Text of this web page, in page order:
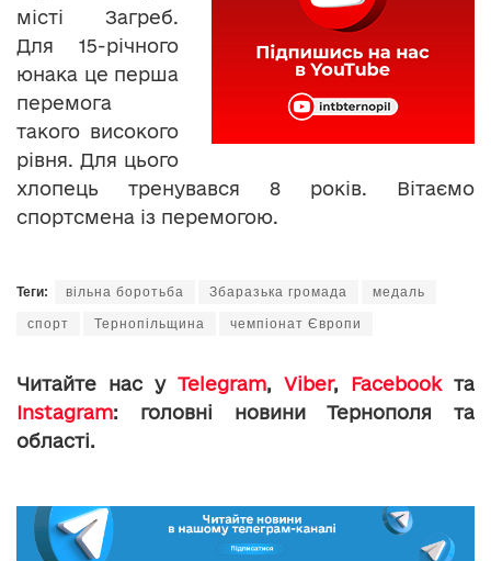
місті Загреб.
Для 15-річного
юнака це перша
перемога
такого високого
рівня. Для цього
хлопець тренувався 8 років. Вітаємо
спортсмена із перемогою.
Теги: вільна боротьба Збаразька громада медаль
спорт Тернопільщина чемпіонат Європи
Читайте нас у Telegram, Viber, Facebookта
Instagram: головні новини Тернополя та
області.